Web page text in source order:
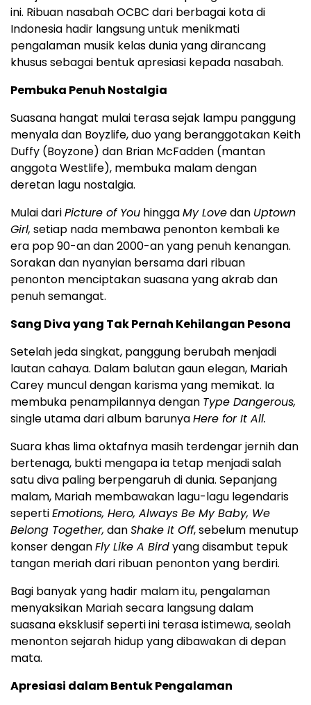
ini. Ribuan nasabah OCBC dari berbagai kota di
Indonesia hadir langsung untuk menikmati
pengalaman musik kelas dunia yang dirancang
khusus sebagai bentuk apresiasi kepada nasabah.
Pembuka Penuh Nostalgia
Suasana hangat mulai terasa sejak lampu panggung
menyala dan Boyzlife, duo yang beranggotakan Keith
Duffy (Boyzone) dan Brian McFadden (mantan
anggota Westlife), membuka malam dengan
deretan lagu nostalgia.
Mulai dariPicture of You hinggaMy Lovedan Uptown
Girl, setiap nada membawa penonton kembali ke
era pop 90-an dan 2000-an yang penuh kenangan.
Sorakan dan nyanyian bersama dari ribuan
penonton menciptakan suasana yang akrab dan
penuh semangat.
Sang Diva yang Tak Pernah Kehilangan Pesona
Setelah jeda singkat, panggung berubah menjadi
lautan cahaya. Dalam balutan gaun elegan, Mariah
Carey muncul dengan karisma yang memikat. Ia
membuka penampilannya dengan Type Dangerous,
single utama dari album barunyaHere for It All.
Suara khas lima oktafnya masih terdengar jernih dan
bertenaga, bukti mengapa ia tetap menjadi salah
satu diva paling berpengaruh di dunia. Sepanjang
malam, Mariah membawakan lagu-lagu legendaris
sepertiEmotions, Hero, Always Be My Baby, We
Belong Together, danShake It Off, sebelum menutup
konser denganFly Like A Birdyang disambut tepuk
tangan meriah dari ribuan penonton yang berdiri.
Bagi banyak yang hadir malam itu, pengalaman
menyaksikan Mariah secara langsung dalam
suasana eksklusif seperti ini terasa istimewa, seolah
menonton sejarah hidup yang dibawakan di depan
mata.
Apresiasi dalam Bentuk Pengalaman